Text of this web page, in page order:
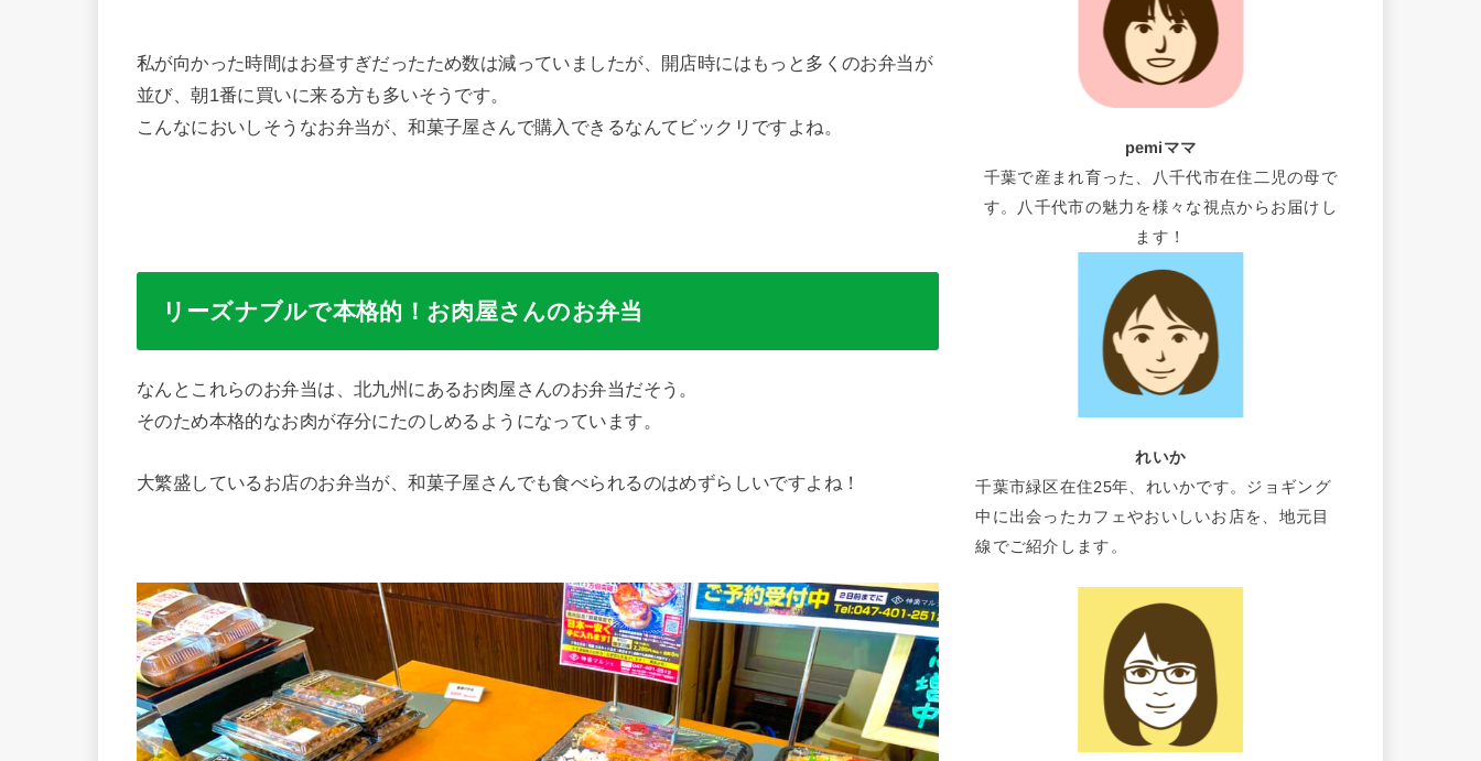
私が向かった時間はお昼すぎだったため数は減っていましたが、開店時にはもっと多くのお弁当が
並び、朝1番に買いに来る方も多いそうです。
こんなにおいしそうなお弁当が、和菓子屋さんで購入できるなんてビックリですよね。
リーズナブルで本格的！お肉屋さんのお弁当
なんとこれらのお弁当は、北九州にあるお肉屋さんのお弁当だそう。
そのため本格的なお肉が存分にたのしめるようになっています。
大繁盛しているお店のお弁当が、和菓子屋さんでも食べられるのはめずらしいですよね！
pemiママ
千葉で産まれ育った、八千代市在住二児の母で
す。八千代市の魅力を様々な視点からお届けし
ます！
れいか
千葉市緑区在住25年、れいかです。ジョギング
中に出会ったカフェやおいしいお店を、地元目
線でご紹介します。